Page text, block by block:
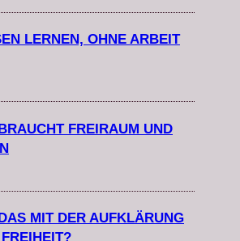
LERNEN, OHNE ARBEIT
FREIRAUM UND
MIT DER AUFKLÄRUNG